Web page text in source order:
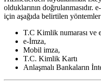
olduklarının doğrulanmasıdır.
için aşağıda belirtilen
T.C Kimlik numarası ve
e-İmza,
Mobil imza,
T.C. Kimlik Kartı
Anlaşmalı Bankaların